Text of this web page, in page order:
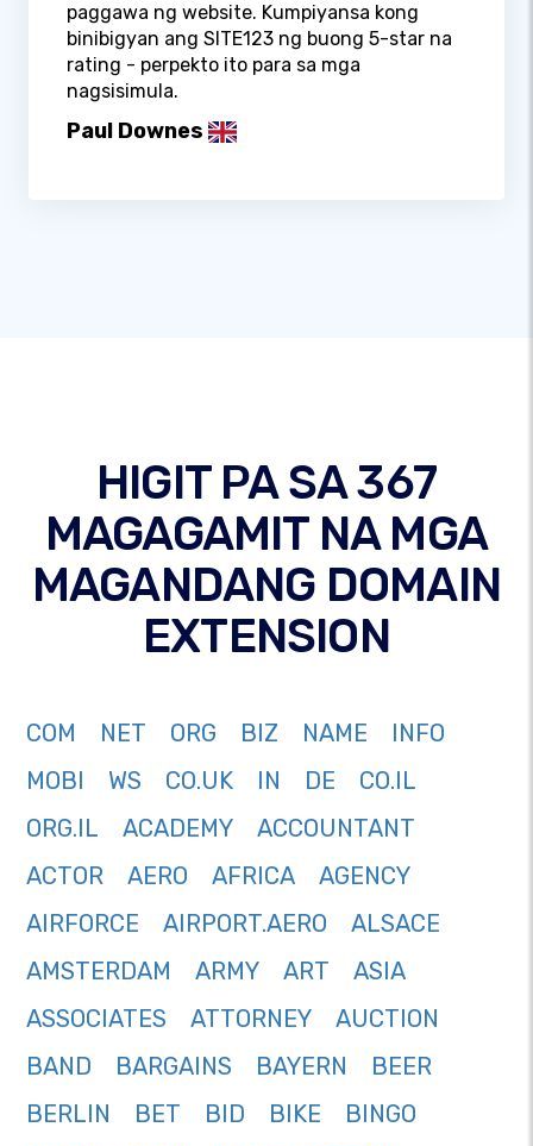
paggawa ng website. Kumpiyansa kong
binibigyan ang SITE123 ng buong 5-star na
rating - perpekto ito para sa mga
nagsisimula.
Paul Downes
HIGIT PA SA 367
MAGAGAMIT NA MGA
MAGANDANG DOMAIN
EXTENSION
COM NET ORG BIZ NAME
INFO
MOBI
WS CO.UK IN DE
CO.IL
ORG.IL
ACADEMY
ACCOUNTANT
ACTOR
AERO AFRICA
AGENCY
AIRFORCE
AIRPORT.AERO
ALSACE
AMSTERDAM
ARMY ART
ASIA
ASSOCIATES
ATTORNEY
AUCTION
BAND
BARGAINS BAYERN
BEER
BERLIN
BET BID BIKE
BINGO